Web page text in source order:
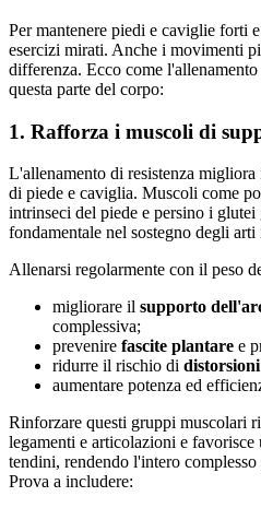
Per mantenere piedi e caviglie forti
esercizi mirati. Anche i movimenti
differenza. Ecco come
questa parte del corpo:
1. Rafforza i muscoli di
L'allenamento di resistenza
di piede e caviglia. Muscoli come
intrinseci del piede e persino i
fondamentale nel sostegno degli
Allenarsi regolarmente con il peso
migliorare il supporto
complessiva;
prevenire fascite plantare e
ridurre il rischio di
aumentare potenza ed
Rinforzare questi gruppi muscolari
legamenti e articolazioni e
tendini, rendendo l'intero
Prova a includere: